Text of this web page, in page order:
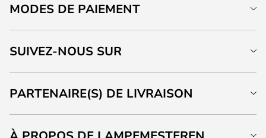
MODES DE PAIEMENT
SUIVEZ-NOUS SUR
PARTENAIRE(S) DE LIVRAISON